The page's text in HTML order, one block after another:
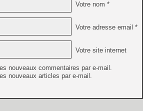
Votre nom *
Votre adresse email *
Votre site internet
nouveaux commentaires par e-mail.
nouveaux articles par e-mail.